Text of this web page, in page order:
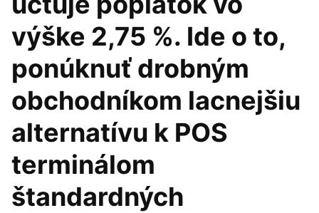
výške 2,75 %. Ide o to,
ponúknuť drobným
obchodníkom lacnejšiu
alternatívu k POS
terminálom
štandardných